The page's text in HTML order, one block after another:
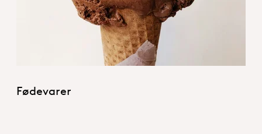
Fødevarer